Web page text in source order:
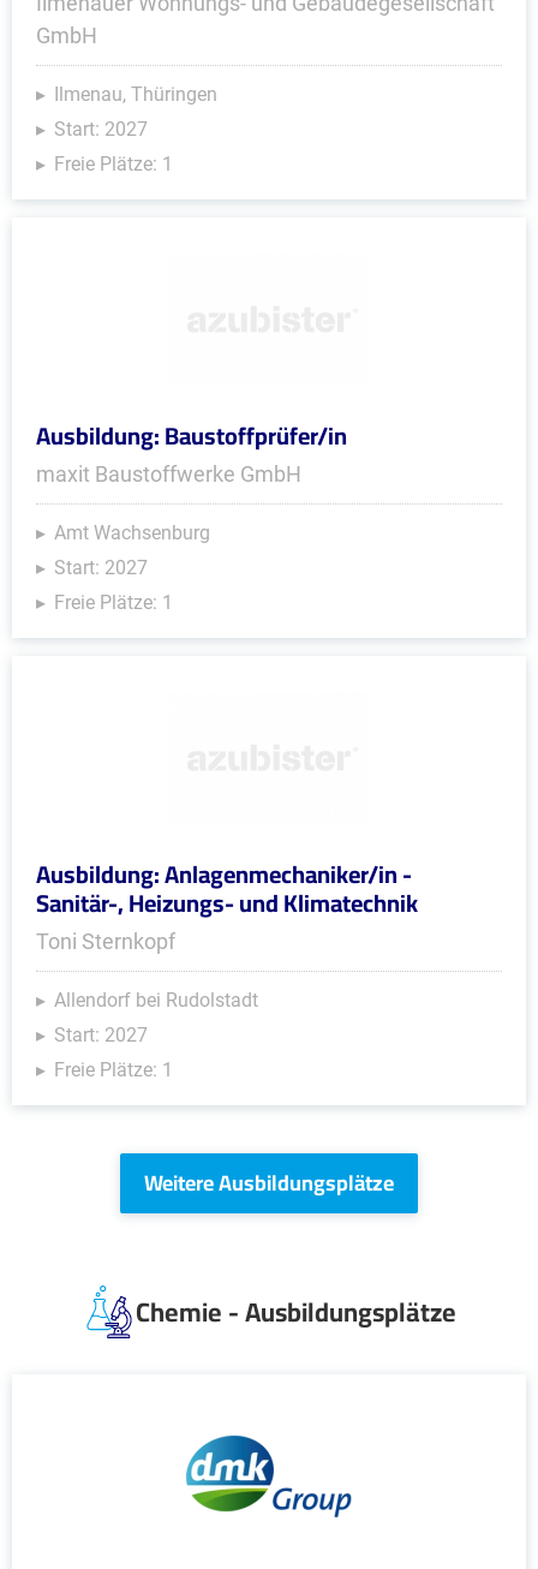
GmbH
Ilmenau, Thüringen
Start: 2027
Freie Plätze: 1
Ausbildung: Baustoffprüfer/in
maxit Baustoffwerke GmbH
Amt Wachsenburg
Start: 2027
Freie Plätze: 1
Ausbildung: Anlagenmechaniker/in -
Sanitär-, Heizungs- und Klimatechnik
Toni Sternkopf
Allendorf bei Rudolstadt
Start: 2027
Freie Plätze: 1
Weitere Ausbildungsplätze
Chemie - Ausbildungsplätze